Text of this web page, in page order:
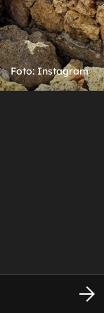
Foto: Instagram